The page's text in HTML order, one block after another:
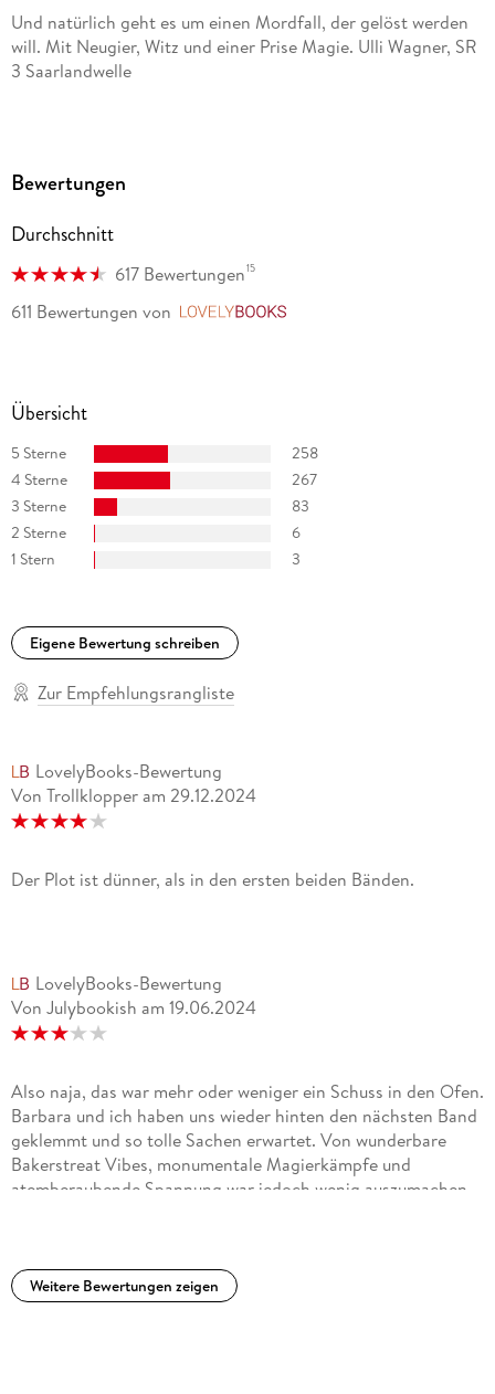
Und natürlich geht es um einen Mordfall, der gelöst werden
will. Mit Neugier, Witz und einer Prise Magie. Ulli Wagner, SR
3 Saarlandwelle
schon nach dem dritten Band sehnsüchtig auf das
Erscheinen eines vierten wartet. Monika Willer,
Westfalenpost
Bewertungen
Durchschnitt
617 Bewertungen15
611 Bewertungen von
Übersicht
5 Sterne
258
4 Sterne
267
3 Sterne
83
2 Sterne
6
1 Stern
3
Eigene Bewertung schreiben
Zur Empfehlungsrangliste
LovelyBooks-Bewertung
Von Trollklopper am 29.12.2024
Der Plot ist dünner, als in den ersten beiden Bänden.
LovelyBooks-Bewertung
Von Julybookish am 19.06.2024
Also naja, das war mehr oder weniger ein Schuss in den Ofen.
Barbara und ich haben uns wieder hinten den nächsten Band
geklemmt und so tolle Sachen erwartet. Von wunderbare
Bakerstreat Vibes, monumentale Magierkämpfe und
atemberaubende Spannung war jedoch wenig auszumachen.
Gegenspieler und statt hier weiter zu ermitteln und
anzuknüpfen werden wir in einen komplett anderen Fall
Weitere Bewertungen zeigen